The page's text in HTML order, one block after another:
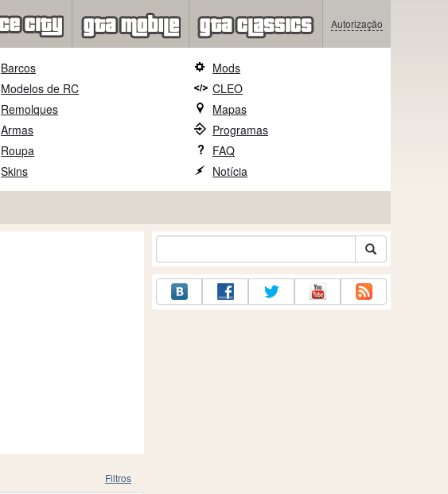
Autorização
Barcos
Modelos de RC
Remolques
Armas
Roupa
Skins
Mods
CLEO
Mapas
Programas
FAQ
Notícia
Filtros